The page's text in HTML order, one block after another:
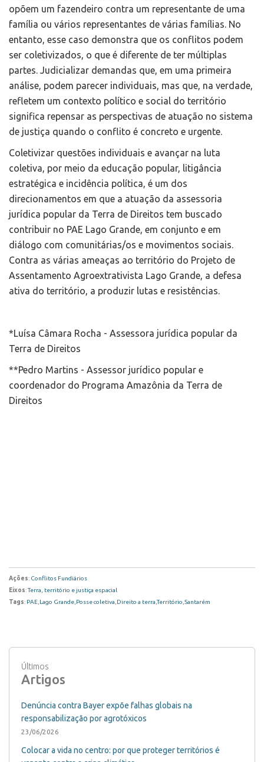
opõem um fazendeiro contra um representante de uma
família ou vários representantes de várias famílias. No
entanto, esse caso demonstra que os conflitos podem
ser coletivizados, o que é diferente de ter múltiplas
partes. Judicializar demandas que, em uma primeira
análise, podem parecer individuais, mas que, na verdade,
refletem um contexto político e social do território
significa repensar as perspectivas de atuação no sistema
de justiça quando o conflito é concreto e urgente.
Coletivizar questões individuais e avançar na luta
coletiva, por meio da educação popular, litigância
estratégica e incidência política, é um dos
direcionamentos em que a atuação da assessoria
jurídica popular da Terra de Direitos tem buscado
contribuir no PAE Lago Grande, em conjunto e em
diálogo com comunitárias/os e movimentos sociais.
Contra as várias ameaças ao território do Projeto de
Assentamento Agroextrativista Lago Grande, a defesa
ativa do território, a produzir lutas e resistências.
*Luísa Câmara Rocha - Assessora jurídica popular da
Terra de Direitos
**Pedro Martins - Assessor jurídico popular e
coordenador do Programa Amazônia da Terra de
Direitos
Ações: Conflitos Fundiários
Eixos:Terra, território e justiça espacial
Tags: PAE Lago Grande Posse coletiva Direito a terra,Território Santarém
Últimos
Artigos
Denúncia contra Bayer expõe falhas globais na
responsabilização por agrotóxicos
23/06/2026
Colocar a vida no centro: por que proteger territórios é